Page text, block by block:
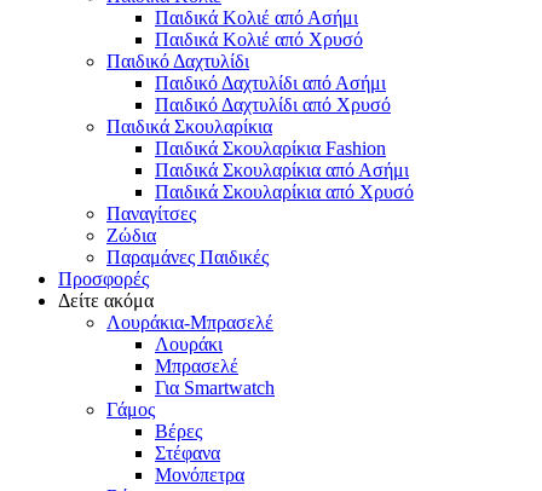
Παιδικά Κολιέ από Ασήμι
Παιδικά Κολιέ από Χρυσό
Παιδικό Δαχτυλίδι
Παιδικό Δαχτυλίδι από Ασήμι
Παιδικό Δαχτυλίδι από Χρυσό
Παιδικά Σκουλαρίκια
Παιδικά Σκουλαρίκια Fashion
Παιδικά Σκουλαρίκια από Ασήμι
Παιδικά Σκουλαρίκια από Χρυσό
Παναγίτσες
Ζώδια
Παραμάνες Παιδικές
Προσφορές
Δείτε ακόμα
Λουράκια-Μπρασελέ
Λουράκι
Μπρασελέ
Για Smartwatch
Γάμος
Βέρες
Στέφανα
Μονόπετρα